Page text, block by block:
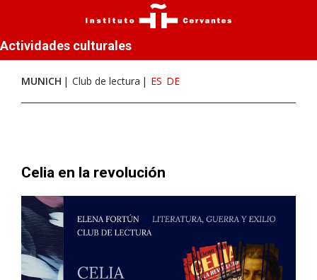
Actividades culturales
MUNICH Club de lectura ES DE
Celia en la revolución